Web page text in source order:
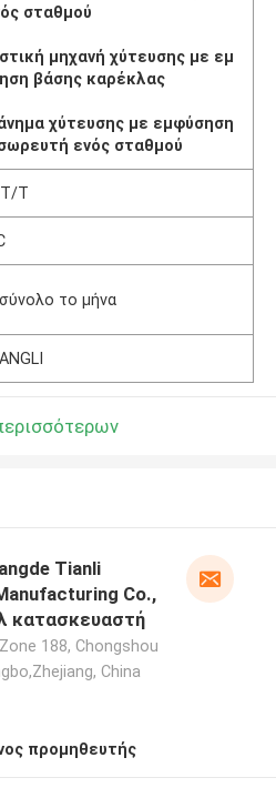
σταθμού
μηχανή χύτευσης με εμ
βάσης καρέκλας
χύτευσης με εμφύσηση
ενός σταθμού
T
το μήνα
Tianli
Co.,
κατασκευαστή
188, Chongshou
China
προμηθευτής